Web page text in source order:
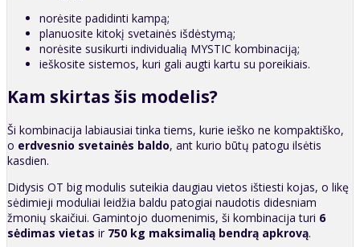
norėsite padidinti kampą;
planuosite kitokį svetainės išdėstymą;
norėsite susikurti individualią MYSTIC kombinaciją;
ieškosite sistemos, kuri gali augti kartu su poreikiais.
Kam skirtas šis modelis?
Ši kombinacija labiausiai tinka tiems, kurie ieško ne kompaktiško,
o erdvesnio svetainės baldo, ant kurio būtų patogu ilsėtis
kasdien.
Didysis OT big modulis suteikia daugiau vietos ištiesti kojas, o likę
sėdimieji moduliai leidžia baldu patogiai naudotis didesniam
žmonių skaičiui. Gamintojo duomenimis, ši kombinacija turi 6
sėdimas vietas ir 750 kg maksimalią bendrą apkrovą.